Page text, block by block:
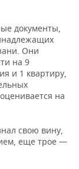
документы,
Они
на 9
и 1 квартиру,
на
свою вину,
еще трое —